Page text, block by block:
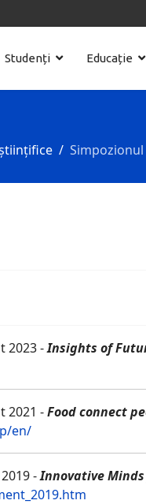
Studenți Educație
2023 -Insights of
2021 -Food connect
en/
-Innovative